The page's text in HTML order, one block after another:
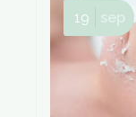
19 sep